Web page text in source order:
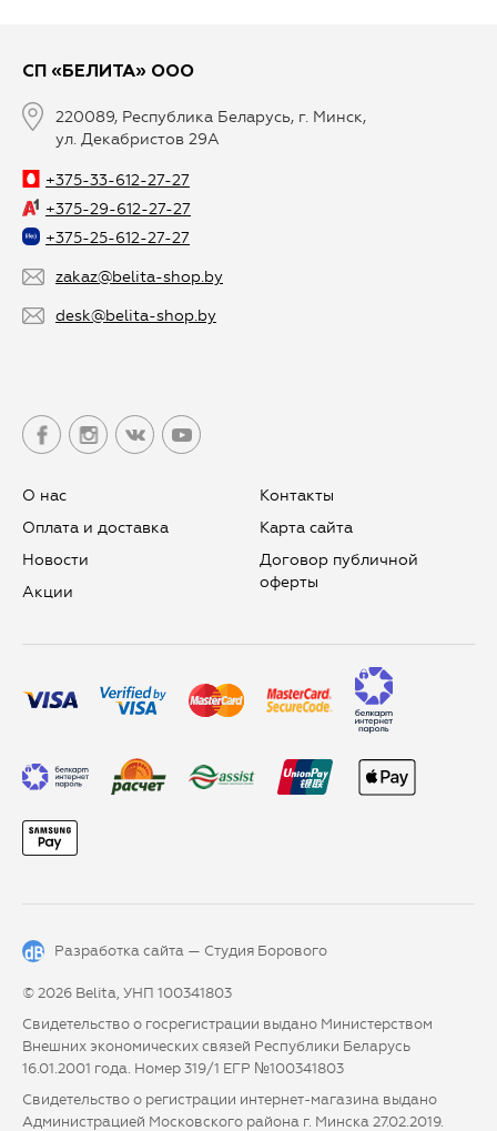
СП «БЕЛИТА» ООО
220089, Республика Беларусь, г. Минск,
ул. Декабристов 29А
+375-33-612-27-27
+375-29-612-27-27
+375-25-612-27-27
zakaz@belita-shop.by
desk@belita-shop.by
О нас
Оплата и доставка
Новости
Aкции
Контакты
Карта сайта
Договор публичной
оферты
Разработка сайта — Студия Борового
© 2026 Belita, УНП 100341803
Свидетельство о госрегистрации выдано Министерством
Внешних экономических связей Республики Беларусь
16.01.2001 года. Номер 319/1 ЕГР №100341803
Свидетельство о регистрации интернет-магазина выдано
Администрацией Московского района г. Минска 27.02.2019.